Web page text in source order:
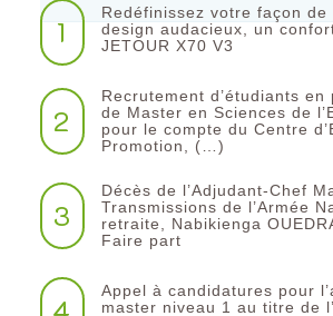
1
Redéfinissez votre façon
design audacieux, un
JETOUR X70 V3
2
Recrutement d’étudiants en
de Master en Sciences de
pour le compte du Centre
Promotion, (…)
3
Décès de l’Adjudant-Chef
Transmissions de l’Armée
retraite, Nabikienga
Faire part
Appel à candidatures pour
master niveau 1 au titre de